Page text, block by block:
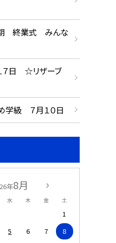
終業式 みんな
７日 ☆リザーブ
学級 ７月１０日
年8月
水 木 金 土
1
5 6 7
8